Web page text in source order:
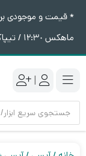
* قیمت و موجودی
ماهکس ١٢:٣٠ / تیپاکس ١۴:٠٠
|
جستجوی
محصولات